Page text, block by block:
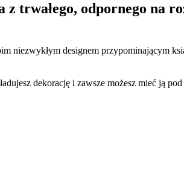
trwałego, odpornego na
designem przypominającym
dekorację i zawsze możesz mieć ją pod